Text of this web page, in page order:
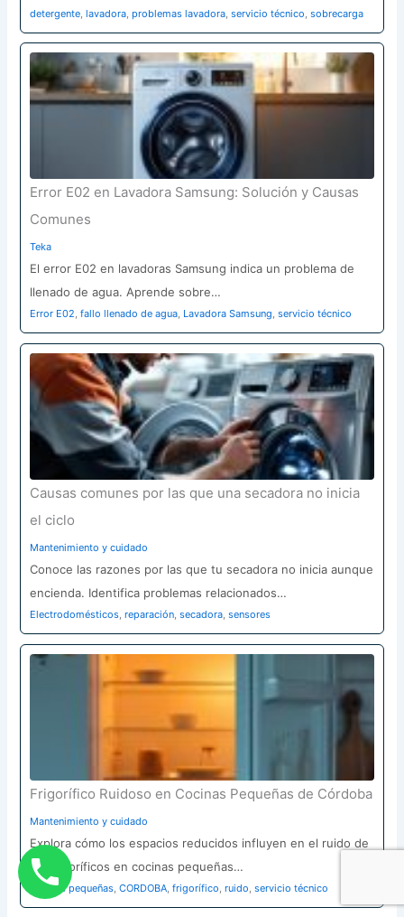
detergente ,lavadora ,problemas lavadora ,servicio técnico ,sobrecarga
Error E02 en Lavadora Samsung: Solución y Causas
Comunes
Teka
El error E02 en lavadoras Samsung indica un problema de
llenado de agua. Aprende sobre…
Error E02,fallo llenado de agua, Lavadora Samsung,servicio técnico
Causas comunes por las que una secadora no inicia
el ciclo
Mantenimiento y cuidado
Conoce las razones por las que tu secadora no inicia aunque
encienda. Identifica problemas relacionados…
Electrodomésticos,reparación,secadora,sensores
Frigorífico Ruidoso en Cocinas Pequeñas de Córdoba
Mantenimiento y cuidado
Explora cómo los espacios reducidos influyen en el ruido de
los frigoríficos en cocinas pequeñas…
cocinas pequeñas,CORDOBA,frigorífico,ruido,servicio técnico